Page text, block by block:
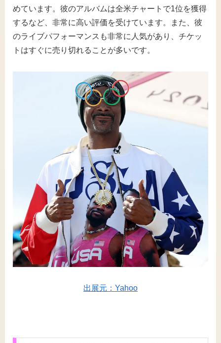
めています。彼のアルバムは全米チャートで1位を獲得
するなど、非常に高い評価を受けています。また、彼
のライブパフォーマンスも非常に人気があり、チケッ
トはすぐに売り切れることが多いです。
出展元：Yahoo